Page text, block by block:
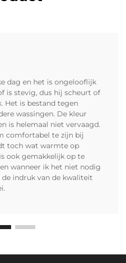
dag en het is ongelooflijk
is stevig, dus hij scheurt of
Het is bestand tegen
wassingen. De kleur
is helemaal niet vervaagd.
comfortabel te zijn bij
toch wat warmte op
ook gemakkelijk op te
wanneer ik het niet nodig
de indruk van de kwaliteit